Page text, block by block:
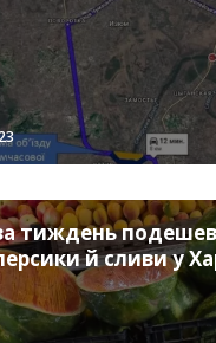
тиждень
й сливи у